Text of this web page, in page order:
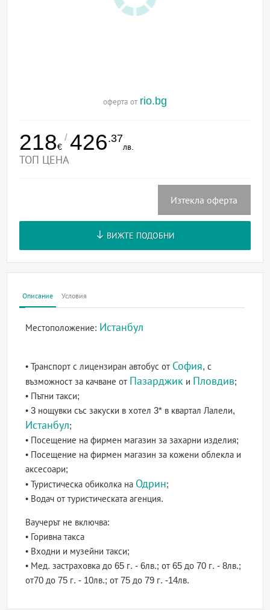
оферта от rio.bg
218€
/ 426.37
лв.
ТОП ЦЕНА
Изтекла оферта
ВИЖТЕ ПОДОБНИ
Описание Условия
Местоположение: Истанбул
• Транспорт с лицензиран автобус от София, с
възможност за качване от Пазарджик и Пловдив;
• Пътни такси;
• 3 нощувки със закуски в хотел 3* в квартал Лалели,
Истанбул;
• Посещение на фирмен магазин за захарни изделия;
• Посещение на фирмен магазин за кожени облекла и
аксесоари;
• Туристическа обиколка на Одрин;
• Водач от туристическата агенция.
Ваучерът не включва:
• Горивна такса
• Входни и музейни такси;
• Мед. застраховка до 65 г. - 6лв.; от 65 до 70 г. - 8лв.;
от70 до 75 г. - 10лв.; от 75 до 79 г. -14лв.